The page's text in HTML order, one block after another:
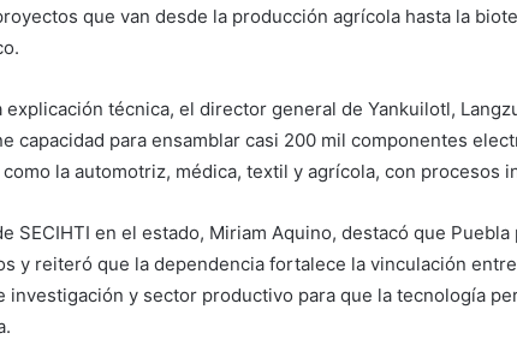
que van desde la producción agrícola hasta la
explicación técnica, el director general de Yankuilotl,
capacidad para ensamblar casi 200 mil componentes
la automotriz, médica, textil y agrícola, con procesos
SECIHTI en el estado, Miriam Aquino, destacó que
y reiteró que la dependencia fortalece la vinculación
investigación y sector productivo para que la tecnología